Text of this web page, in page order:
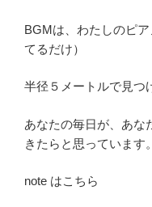
BGMは、わたしのピ
てるだけ）
半径５メートルで見つ
あなたの毎日が、あな
きたらと思っています。
note はこちら